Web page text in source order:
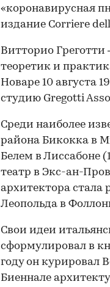
«коронавирусная
издание Corriere
Витторио Греготти
теоретик и
Новаре 10 августа
студию Gregotti
Среди наиболее
района Бикокка в
Белем в Лиссабоне
театр в Экс-ан-
архитектора
Леопольда в
Свои идеи
сформулировал в
году он курировал
Биеннале